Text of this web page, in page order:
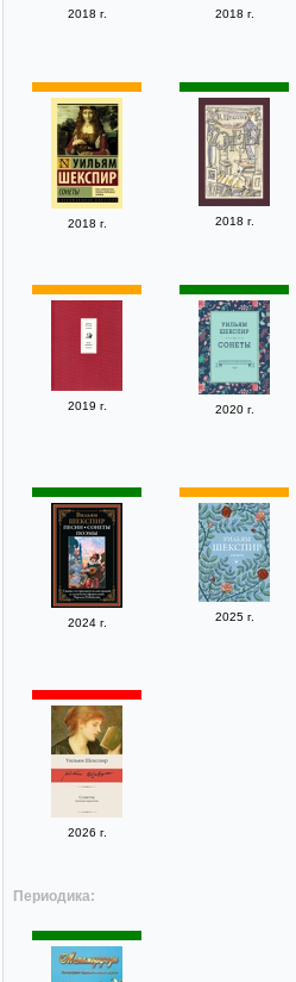
2018 г.
2018 г.
2018 г. 2018 г.
2019 г. 2020 г.
2024 г.
2025 г.
2026 г.
Периодика: